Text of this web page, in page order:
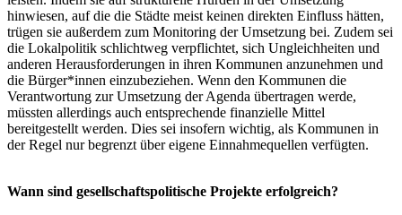
hinwiesen, auf die die Städte meist keinen direkten Einfluss hätten,
trügen sie außerdem zum Monitoring der Umsetzung bei. Zudem sei
die Lokalpolitik schlichtweg verpflichtet, sich Ungleichheiten und
anderen Herausforderungen in ihren Kommunen anzunehmen und
die Bürger*innen einzubeziehen. Wenn den Kommunen die
Verantwortung zur Umsetzung der Agenda übertragen werde,
müssten allerdings auch entsprechende finanzielle Mittel
bereitgestellt werden. Dies sei insofern wichtig, als Kommunen in
der Regel nur begrenzt über eigene Einnahmequellen verfügten.
Wann sind gesellschaftspolitische Projekte erfolgreich?